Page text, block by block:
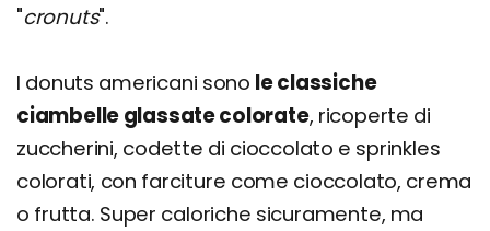
"cronuts".
I donuts americani sono le classiche
ciambelle glassate colorate, ricoperte di
zuccherini, codette di cioccolato e sprinkles
colorati, con farciture come cioccolato, crema
o frutta. Super caloriche sicuramente, ma